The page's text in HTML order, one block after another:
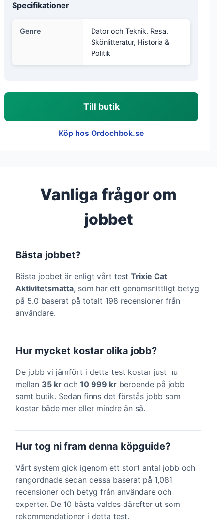
Specifikationer
Genre
Dator och Teknik, Resa,
Skönlitteratur, Historia &
Politik
Till butik
Köp hos Ordochbok.se
Vanliga frågor om
jobbet
Bästa jobbet?
Bästa jobbet är enligt vårt test Trixie Cat
Aktivitetsmatta, som har ett genomsnittligt betyg
på 5.0 baserat på totalt 198 recensioner från
användare.
Hur mycket kostar olika jobb?
De jobb vi jämfört i detta test kostar just nu
mellan 35 kr och 10 999 kr beroende på jobb
samt butik. Sedan finns det förstås jobb som
kostar både mer eller mindre än så.
Hur tog ni fram denna köpguide?
Vårt system gick igenom ett stort antal jobb och
rangordnade sedan dessa baserat på 1,081
recensioner och betyg från användare och
experter. De 10 bästa valdes därefter ut som
rekommendationer i detta test.